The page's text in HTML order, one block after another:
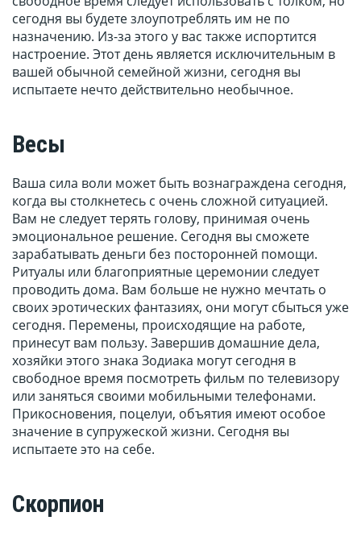
сегодня вы будете злоупотреблять им не по
назначению. Из-за этого у вас также испортится
настроение. Этот день является исключительным в
вашей обычной семейной жизни, сегодня вы
испытаете нечто действительно необычное.
Весы
Ваша сила воли может быть вознаграждена сегодня,
когда вы столкнетесь с очень сложной ситуацией.
Вам не следует терять голову, принимая очень
эмоциональное решение. Сегодня вы сможете
зарабатывать деньги без посторонней помощи.
Ритуалы или благоприятные церемонии следует
проводить дома. Вам больше не нужно мечтать о
своих эротических фантазиях, они могут сбыться уже
сегодня. Перемены, происходящие на работе,
принесут вам пользу. Завершив домашние дела,
хозяйки этого знака Зодиака могут сегодня в
свободное время посмотреть фильм по телевизору
или заняться своими мобильными телефонами.
Прикосновения, поцелуи, объятия имеют особое
значение в супружеской жизни. Сегодня вы
испытаете это на себе.
Скорпион